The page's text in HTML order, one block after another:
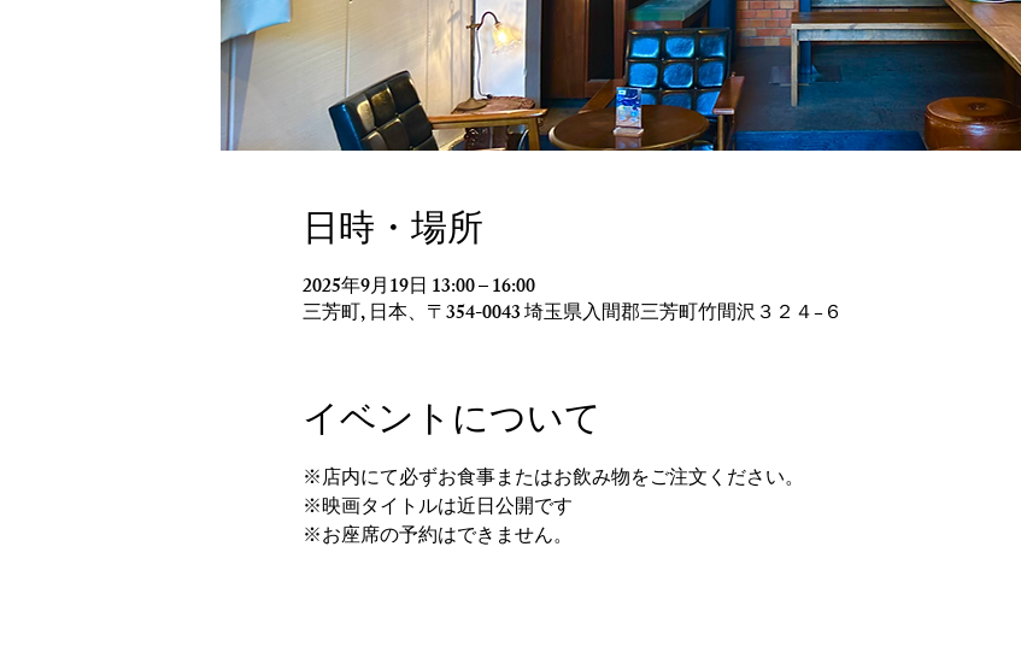
日時・場所
2025年9月19日 13:00 – 16:00
三芳町, 日本、〒354-0043 埼玉県入間郡三芳町竹間沢３２４−６
イベントについて
※店内にて必ずお食事またはお飲み物をご注文ください。
※映画タイトルは近日公開です
※お座席の予約はできません。